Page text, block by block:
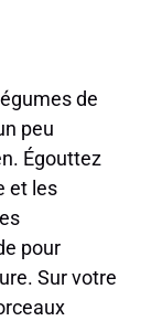
de
peu
Égouttez
et les
pour
Sur votre